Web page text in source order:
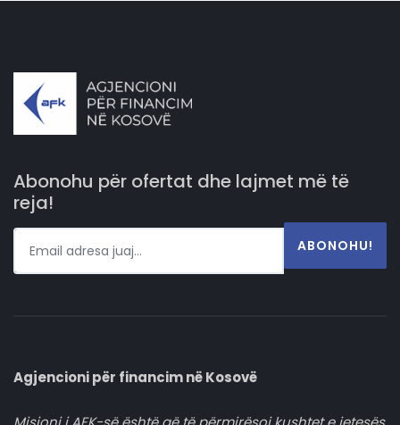
Abonohu për ofertat dhe lajmet më të
reja!
ABONOHU!
Agjencioni për financim në Kosovë